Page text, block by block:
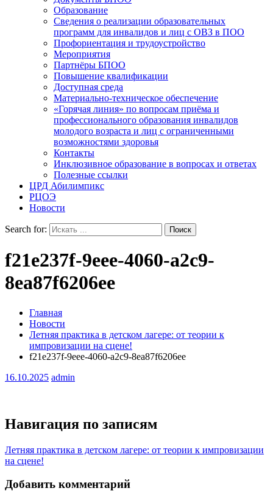
Образование
Сведения о реализации образовательных
программ для инвалидов и лиц с ОВЗ в ПОО
Профориентация и трудоустройство
Мероприятия
Партнёры БПОО
Повышение квалификации
Доступная среда
Материально-техническое обеспечение
«Горячая линия» по вопросам приёма и
профессионального образования инвалидов
молодого возраста и лиц с ограниченными
возможностями здоровья
Контакты
Инклюзивное образование в вопросах и ответах
Полезные ссылки
ЦРД Абилимпикс
РЦОЭ
Новости
Search for:
f21e237f-9eee-4060-a2c9-
8ea87f6206ee
Главная
Новости
Летняя практика в детском лагере: от теории к
импровизации на сцене!
f21e237f-9eee-4060-a2c9-8ea87f6206ee
16.10.2025 admin
Навигация по записям
Летняя практика в детском лагере: от теории к импровизации
на сцене!
Добавить комментарий